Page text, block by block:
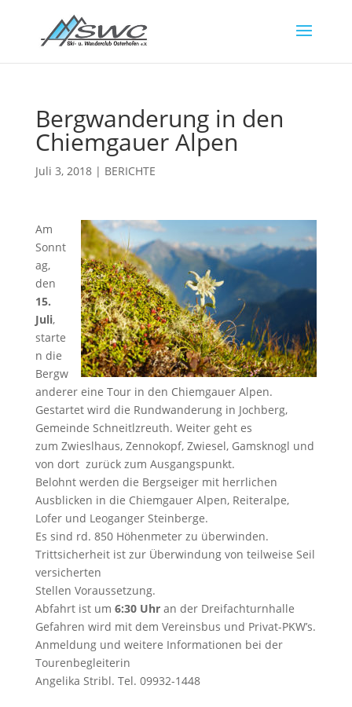
Bergwanderung in den
Chiemgauer Alpen
Juli 3, 2018| BERICHTE
Am
Sonnt
ag,
den
15.
Juli,
starte
n die
Bergw
anderer eine Tour in den Chiemgauer Alpen.
Gestartet wird die Rundwanderung in Jochberg,
Gemeinde Schneitlzreuth. Weiter geht es
zum Zwieslhaus, Zennokopf, Zwiesel, Gamsknogl und
von dort zurück zum Ausgangspunkt.
Belohnt werden die Bergseiger mit herrlichen
Ausblicken in die Chiemgauer Alpen, Reiteralpe,
Lofer und Leoganger Steinberge.
Es sind rd. 850 Höhenmeter zu überwinden.
Trittsicherheit ist zur Überwindung von teilweise Seil
versicherten
Stellen Voraussetzung.
Abfahrt ist um 6:30 Uhran der Dreifachturnhalle
Gefahren wird mit dem Vereinsbus und Privat-PKW’s.
Anmeldung und weitere Informationen bei der
Tourenbegleiterin
Angelika Stribl. Tel. 09932-1448